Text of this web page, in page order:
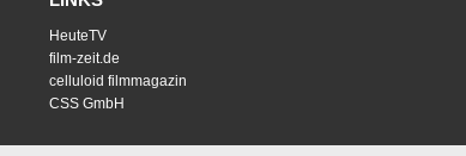
HeuteTV
film-zeit.de
celluloid filmmagazin
CSS GmbH